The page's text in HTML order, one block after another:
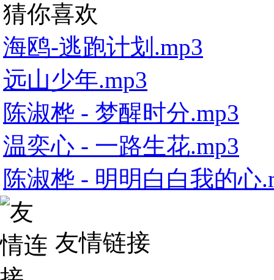
猜你喜欢
海鸥-逃跑计划.mp3
远山少年.mp3
陈淑桦 - 梦醒时分.mp3
温奕心 - 一路生花.mp3
陈淑桦 - 明明白白我的心
友情链接